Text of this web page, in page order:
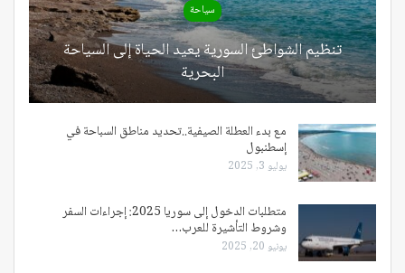
سياحة
تنظيم الشواطئ السورية يعيد الحياة إلى السياحة
البحرية
مع بدء العطلة الصيفية..تحديد مناطق السباحة في
إسطنبول
يوليو 3, 2025
متطلبات الدخول إلى سوريا 2025: إجراءات السفر
وشروط التأشيرة للعرب…
يونيو 20, 2025